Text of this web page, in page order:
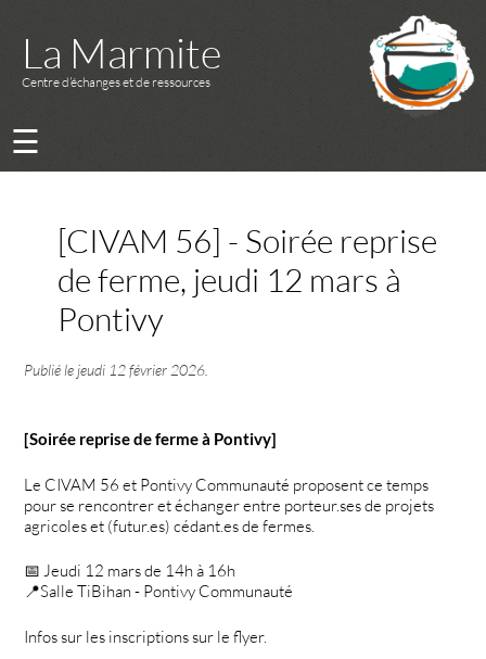
La Marmite
Centre d’échanges et de ressources
☰
[CIVAM 56] - Soirée reprise
de ferme, jeudi 12 mars à
Pontivy
Publié le jeudi 12 février 2026
[Soirée reprise de ferme à Pontivy]
Le CIVAM 56 et Pontivy Communauté proposent ce temps
pour se rencontrer et échanger entre porteur.ses de projets
agricoles et (futur.es) cédant.es de fermes.
📅 Jeudi 12 mars de 14h à 16h
📍Salle TiBihan - Pontivy Communauté
Infos sur les inscriptions sur le flyer.